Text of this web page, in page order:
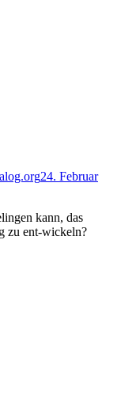
24. Februar
kann, das
zu ent-wickeln?